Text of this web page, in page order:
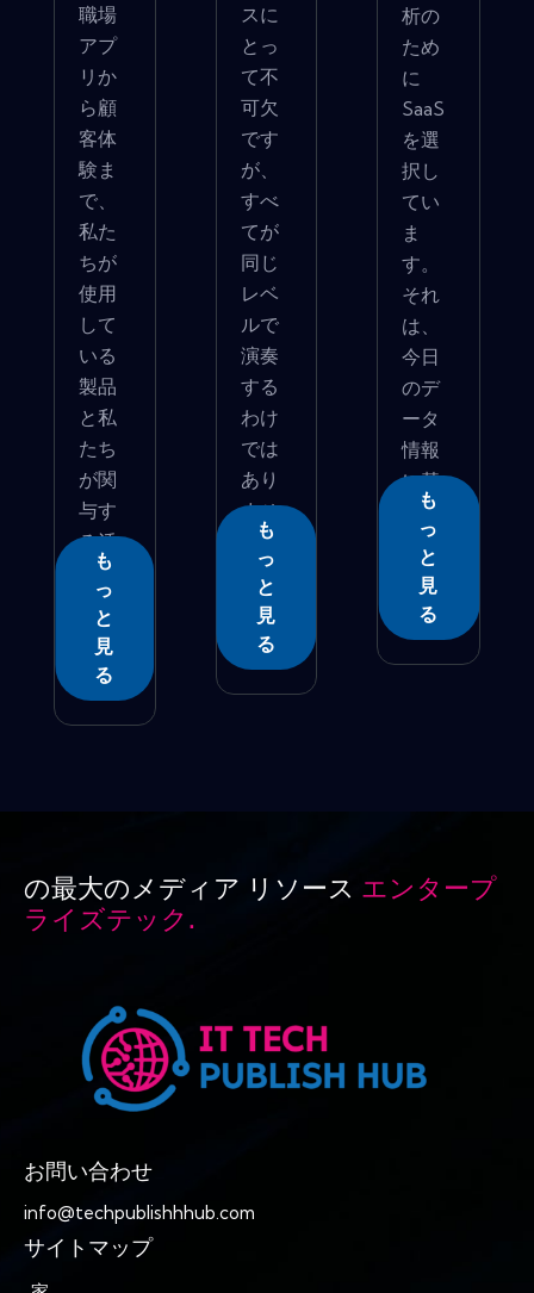
職場
アプ
リか
ら顧
客体
験ま
で、
私た
ちが
使用
して
いる
製品
と私
たち
が関
与す
る活
動に...
も
っ
と
見
る
スに
とっ
て不
可欠
です
が、
すべ
てが
同じ
レベ
ルで
演奏
する
わけ
では
あり
ませ
ん...
も
っ
と
見
る
析の
ため
に
SaaS
を選
択し
てい
ま
す。
それ
は、
今日
のデ
ータ
情報
に基
づ�...
も
っ
と
見
る
の最大のメディア リソース エンタープ
ライズテック.
お問い合わせ
info@techpublishhhub.com
サイトマップ